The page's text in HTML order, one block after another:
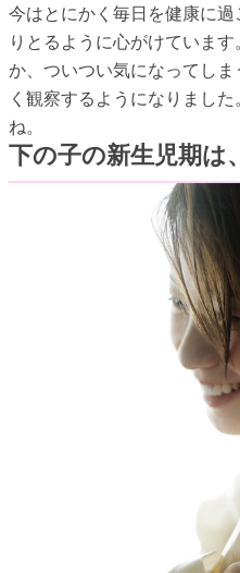
今はとにかく毎日を健康に
りとるように心がけていま
か、ついつい気になってしま
く観察するようになりまし
ね。
下の子の新生児期は